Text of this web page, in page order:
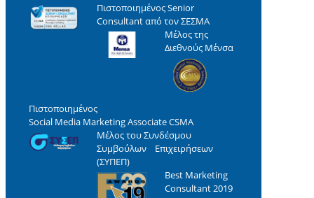
Πιστοποιημένος Senior
Consultant από τον ΣΕΣΜΑ
Μέλος της
Διεθνούς Μένσα
Πιστοποιημένος
Social Media Marketing Associate CSMA
Μέλος του Συνδέσμου
Συμβούλων Επιχειρήσεων
(ΣΥΠΕΠ)
Best Marketing
Consultant 2019